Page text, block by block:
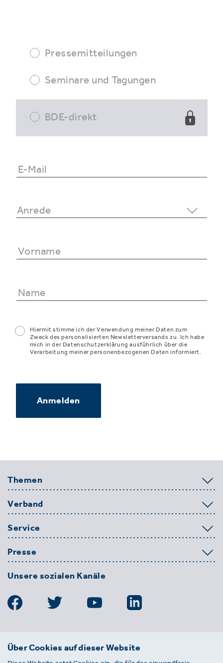
Pressemitteilungen
Seminare und Tagungen
BDE-direkt
Hiermit stimme ich der Verwendung meiner Daten zum
Zweck des personalisierten Newsletterversands zu. Ich habe
mich in der Datenschutzerklärung ausführlich über die
Verarbeitung meiner personenbezogenen Daten informiert.
Anmelden
Themen
Verband
Service
Presse
Unsere sozialen Kanäle
BDE
Über Cookies auf dieser Website